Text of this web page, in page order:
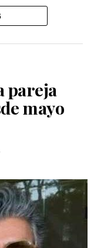
pareja
mayo